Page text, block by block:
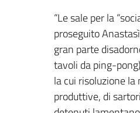
“Le sale per la
proseguito
gran parte
tavoli da ping-
la cui risoluzione
produttive, di